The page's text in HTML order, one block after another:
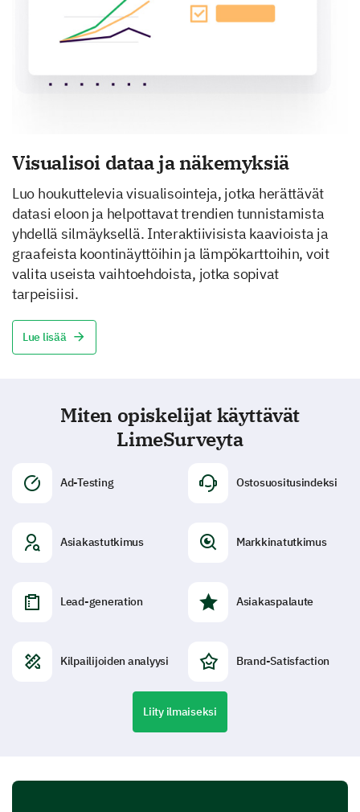
Visualisoi dataa ja näkemyksiä
Luo houkuttelevia visualisointeja, jotka herättävät
datasi eloon ja helpottavat trendien tunnistamista
yhdellä silmäyksellä. Interaktiivisista kaavioista ja
graafeista koontinäyttöihin ja lämpökarttoihin, voit
valita useista vaihtoehdoista, jotka sopivat
tarpeisiisi.
Lue lisää
Miten opiskelijat käyttävät
LimeSurveyta
Ad-Testing Ostosuositusindeksi
Asiakastutkimus Markkinatutkimus
Lead-generation Asiakaspalaute
Kilpailijoiden analyysi Brand-Satisfaction
Liity ilmaiseksi